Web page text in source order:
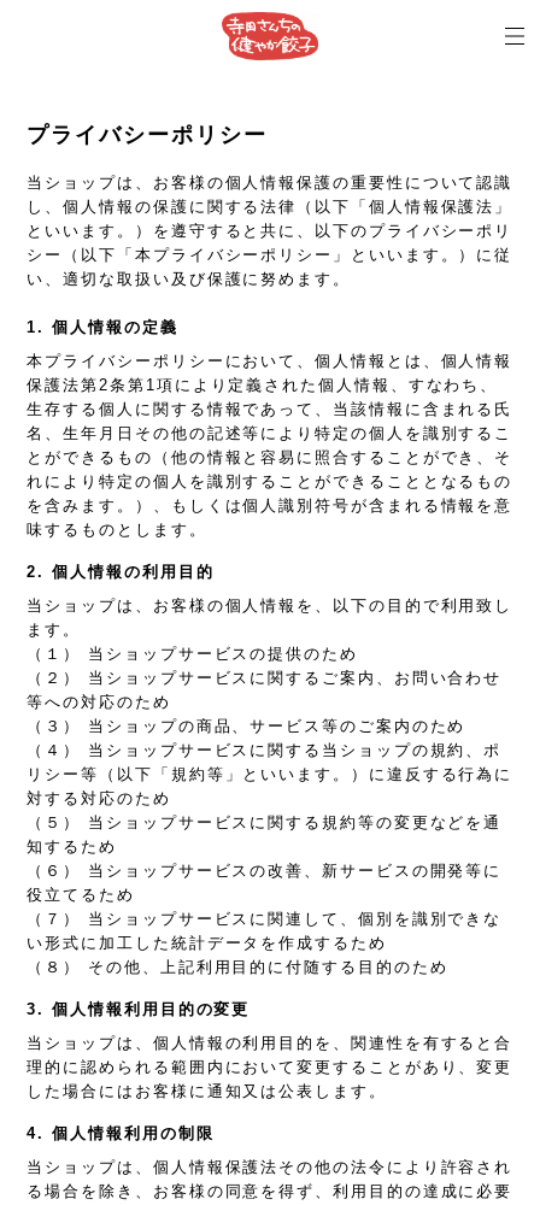
プライバシーポリシー
当ショップは、お客様の個人情報保護の重要性について認識
し、個人情報の保護に関する法律（以下「個人情報保護法」
といいます。）を遵守すると共に、以下のプライバシーポリ
シー（以下「本プライバシーポリシー」といいます。）に従
い、適切な取扱い及び保護に努めます。
1. 個人情報の定義
本プライバシーポリシーにおいて、個人情報とは、個人情報
保護法第2条第1項により定義された個人情報、すなわち、
生存する個人に関する情報であって、当該情報に含まれる氏
名、生年月日その他の記述等により特定の個人を識別するこ
とができるもの（他の情報と容易に照合することができ、そ
れにより特定の個人を識別することができることとなるもの
を含みます。）、もしくは個人識別符号が含まれる情報を意
味するものとします。
2. 個人情報の利用目的
当ショップは、お客様の個人情報を、以下の目的で利用致し
ます。
（１） 当ショップサービスの提供のため
（２） 当ショップサービスに関するご案内、お問い合わせ
等への対応のため
（３） 当ショップの商品、サービス等のご案内のため
（４） 当ショップサービスに関する当ショップの規約、ポ
リシー等（以下「規約等」といいます。）に違反する行為に
対する対応のため
（５） 当ショップサービスに関する規約等の変更などを通
知するため
（６） 当ショップサービスの改善、新サービスの開発等に
役立てるため
（７） 当ショップサービスに関連して、個別を識別できな
い形式に加工した統計データを作成するため
（８） その他、上記利用目的に付随する目的のため
3. 個人情報利用目的の変更
当ショップは、個人情報の利用目的を、関連性を有すると合
理的に認められる範囲内において変更することがあり、変更
した場合にはお客様に通知又は公表します。
4. 個人情報利用の制限
当ショップは、個人情報保護法その他の法令により許容され
る場合を除き、お客様の同意を得ず、利用目的の達成に必要